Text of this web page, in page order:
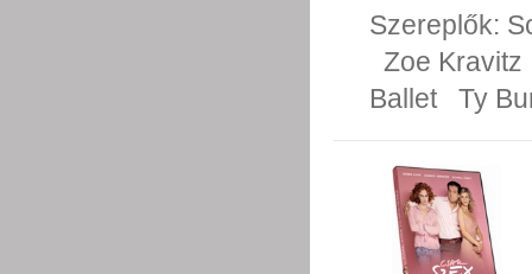
Szereplők:
Zoe Kravitz
Ballet
Ty